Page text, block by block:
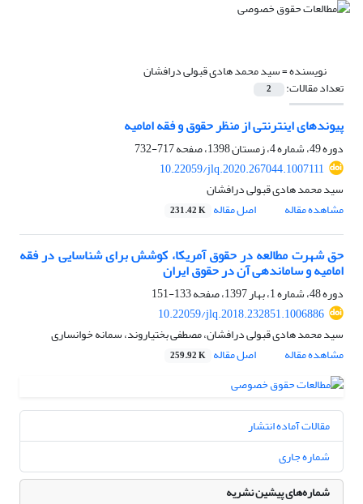
نویسنده =سید محمد هادی قبولی درافشان
تعداد مقالات: 2
پیوندهای اینترنتی از منظر حقوق و فقه امامیه
دوره 49، شماره 4، زمستان 1398، صفحه
717-732
10.22059/jlq.2020.267044.1007111
سید محمد هادی قبولی درافشان
مشاهده مقاله
اصل مقاله 231.42 K
حق شهرت مطالعه در حقوق آمریکا، کوشش برای شناسایی در فقه
امامیه و ساماندهی آن در حقوق ایران
دوره 48، شماره 1، بهار 1397، صفحه
133-151
10.22059/jlq.2018.232851.1006886
سید محمد هادی قبولی درافشان، مصطفی بختیاروند، سمانه خوانساری
مشاهده مقاله
اصل مقاله 259.92 K
مقالات آماده انتشار
شماره جاری
شماره‌های پیشین نشریه